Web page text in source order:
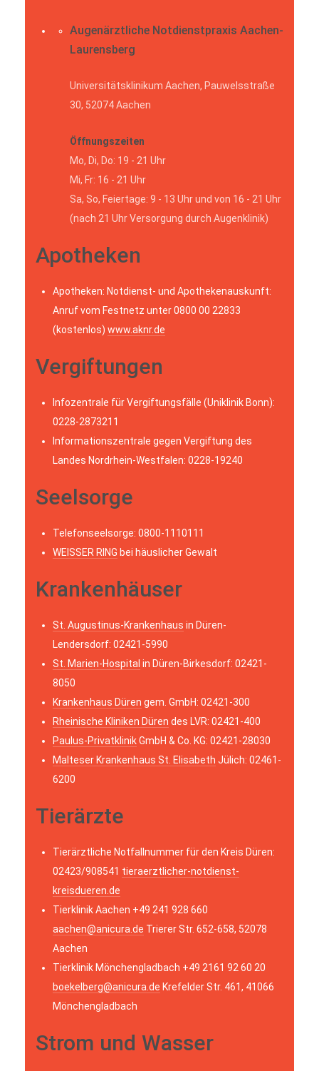
Augenärztliche Notdienstpraxis Aachen-
Laurensberg
Universitätsklinikum Aachen, Pauwelsstraße
30, 52074 Aachen
Öffnungszeiten
Mo, Di, Do: 19 - 21 Uhr
Mi, Fr: 16 - 21 Uhr
Sa, So, Feiertage: 9 - 13 Uhr und von 16 - 21 Uhr
(nach 21 Uhr Versorgung durch Augenklinik)
Apotheken
Apotheken: Notdienst- und Apothekenauskunft:
Anruf vom Festnetz unter 0800 00 22833
(kostenlos) www.aknr.de
Vergiftungen
Infozentrale für Vergiftungsfälle (Uniklinik Bonn):
0228-2873211
Informationszentrale gegen Vergiftung des
Landes Nordrhein-Westfalen: 0228-19240
Seelsorge
Telefonseelsorge: 0800-1110111
WEISSER RING bei häuslicher Gewalt
Krankenhäuser
St. Augustinus-Krankenhaus in Düren-
Lendersdorf: 02421-5990
St. Marien-Hospital in Düren-Birkesdorf: 02421-
8050
Krankenhaus Düren gem. GmbH: 02421-300
Rheinische Kliniken Düren des LVR: 02421-400
Paulus-PrivatklinikGmbH & Co. KG: 02421-28030
Malteser Krankenhaus St. Elisabeth Jülich: 02461-
6200
Tierärzte
Tierärztliche Notfallnummer für den Kreis Düren:
02423/908541 tieraerztlicher-notdienst-
kreisdueren.de
Tierklinik Aachen +49 241 928 660
aachen@anicura.de Trierer Str. 652-658, 52078
Aachen
Tierklinik Mönchengladbach +49 2161 92 60 20
boekelberg@anicura.de Krefelder Str. 461, 41066
Mönchengladbach
Strom und Wasser